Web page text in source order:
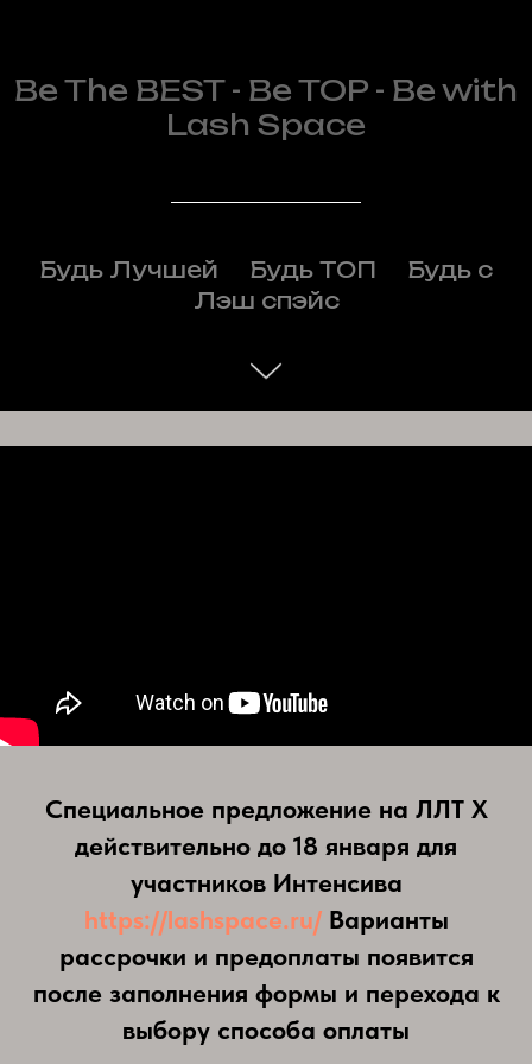
Be The BEST - Be TOP - Be with
Lash Space
Будь Лучшей Будь ТОП
Будь с
Лэш спэйс
Специальное предложение на ЛЛТ Х
действительно до 18 января для
участников Интенсива
https://lashspace.ru/Варианты
рассрочки и предоплаты появится
после заполнения формы и перехода к
выбору способа оплаты